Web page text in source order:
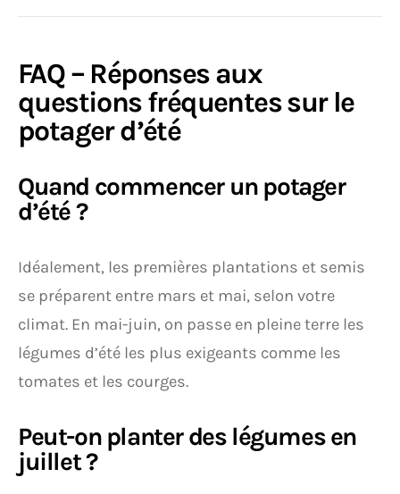
FAQ – Réponses aux
questions fréquentes sur le
potager d’été
Quand commencer un potager
d’été ?
Idéalement, les premières plantations et semis
se préparent entre mars et mai, selon votre
climat. En mai-juin, on passe en pleine terre les
légumes d’été les plus exigeants comme les
tomates et les courges.
Peut-on planter des légumes en
juillet ?